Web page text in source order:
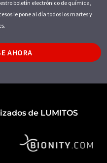
boletín electrónico de química,
le pone al día todos los martes y
AHORA
de LUMITOS